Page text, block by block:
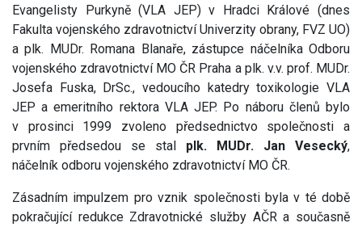
Evangelisty Purkyně (VLA JEP) v Hradci Králové (dnes
Fakulta vojenského zdravotnictví Univerzity obrany, FVZ UO)
a plk. MUDr. Romana Blanaře, zástupce náčelníka Odboru
vojenského zdravotnictví MO ČR Praha a plk. v.v. prof. MUDr.
Josefa Fuska, DrSc., vedoucího katedry toxikologie VLA
JEP a emeritního rektora VLA JEP. Po náboru členů bylo
v prosinci 1999 zvoleno předsednictvo společnosti a
prvním předsedou se stal plk. MUDr. Jan Vesecký,
náčelník odboru vojenského zdravotnictví MO ČR.
Zásadním impulzem pro vznik společnosti byla v té době
pokračující redukce Zdravotnické služby AČR a současně